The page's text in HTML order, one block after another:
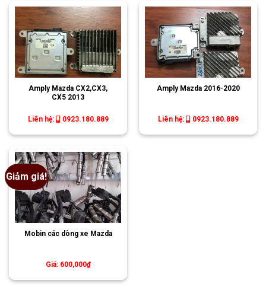
Amply Mazda CX2,CX3,
CX5 2013
Liên hệ: 0923.180.889
Amply Mazda 2016-2020
Liên hệ: 0923.180.889
Giảm giá!
Mobin các dòng xe Mazda
Giá
800,000₫.
600,000₫Giá
hiện
là: